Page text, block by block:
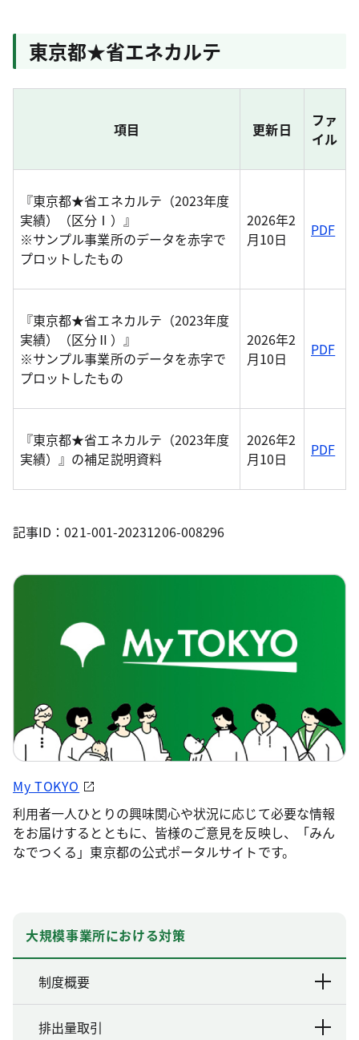
東京都★省エネカルテ
項目 更新日
ファ
イル
『東京都★省エネカルテ（2023年度
実績）（区分Ⅰ）』
※サンプル事業所のデータを赤字で
プロットしたもの
2026年2
月10日
PDF
『東京都★省エネカルテ（2023年度
実績）（区分Ⅱ）』
※サンプル事業所のデータを赤字で
プロットしたもの
2026年2
月10日
PDF
『東京都★省エネカルテ（2023年度
実績）』の補足説明資料
2026年2
月10日
PDF
記事ID：021-001-20231206-008296
My TOKYO
利用者一人ひとりの興味関心や状況に応じて必要な情報
をお届けするとともに、皆様のご意見を反映し、「みん
なでつくる」東京都の公式ポータルサイトです。
大規模事業所における対策
制度概要
排出量取引